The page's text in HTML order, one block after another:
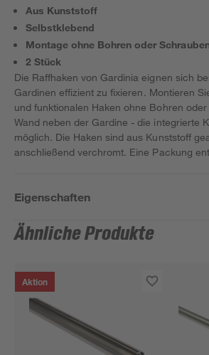
Aus Kunststoff
Selbstklebend
Montage ohne Bohren oder
2 Stück
Die Raffhaken von Gardinia eignen sich
Gardinen effizient zu fixieren. Montieren
und funktionalen Haken ohne Bohren
Wand neben der Gardine - die integrierte
möglich. Die Haken sind aus Kunststoff
anschließend verchromt. Eine Packung
Eigenschaften
Ähnliche Produkte
Aktion